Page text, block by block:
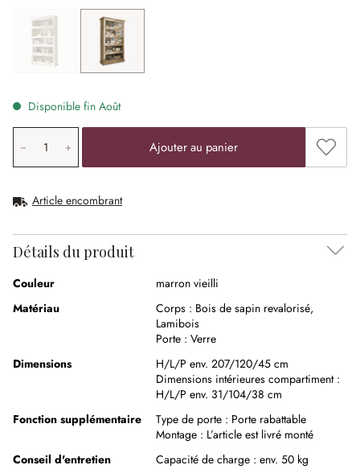
blanc vieilli
(Cette option n'est pas disponible actuellement.)
marron vieilli
Disponible fin Août
Quantité de produit: saisissez la valeur souhaitée ou
Ajouter au panier
Article encombrant
Détails du produit
Couleur
marron vieilli
Matériau
Corps : Bois de sapin revalorisé,
Lamibois
Porte : Verre
Dimensions
H/L/P env. 207/120/45 cm
Dimensions intérieures compartiment :
H/L/P env. 31/104/38 cm
Fonction supplémentaire
Type de porte : Porte rabattable
Montage : L’article est livré monté
Conseil d'entretien
Capacité de charge : env. 50 kg